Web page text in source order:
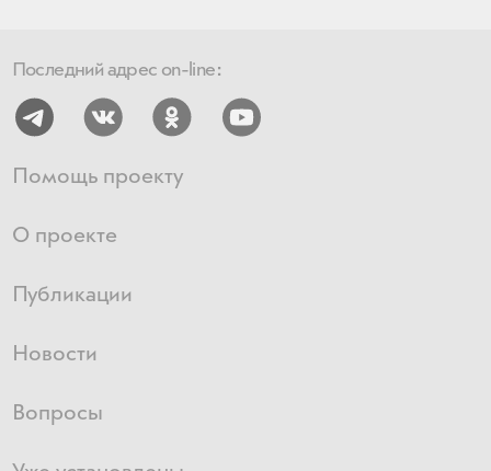
Последний адрес on-line:
Помощь проекту
О проекте
Публикации
Новости
Вопросы